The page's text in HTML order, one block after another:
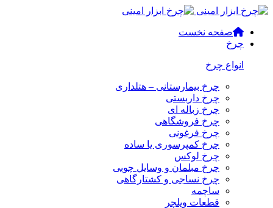
صفحه نخست
چرخ
انواع چرخ
چرخ بیمارستانی – هتلداری
چرخ داربستی
چرخ زباله ای
چرخ فروشگاهی
چرخ فرغونی
چرخ کمپرسوری یا ساده
چرخ لوکس
چرخ مبلمان و وسایل چوبی
چرخ نساجی و کشتارگاهی
ساچمه
قطعات ویلچر